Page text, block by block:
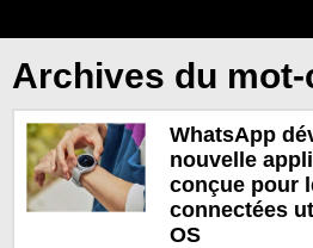
Archives du mot-
WhatsApp
nouvelle
conçue pour
connectées
OS